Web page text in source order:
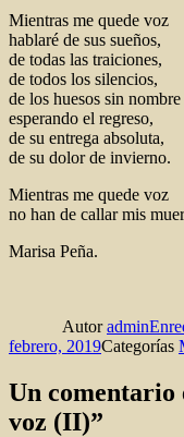
Mientras me quede voz
hablaré de sus sueños,
de todas las traiciones,
de todos los silencios,
de los huesos sin nombre
esperando el regreso,
de su entrega absoluta,
de su dolor de invierno.
Mientras me quede voz
no han de callar mis
Marisa Peña.
Autor
febrero, 2019Categorías
Un comentario
voz (II)”